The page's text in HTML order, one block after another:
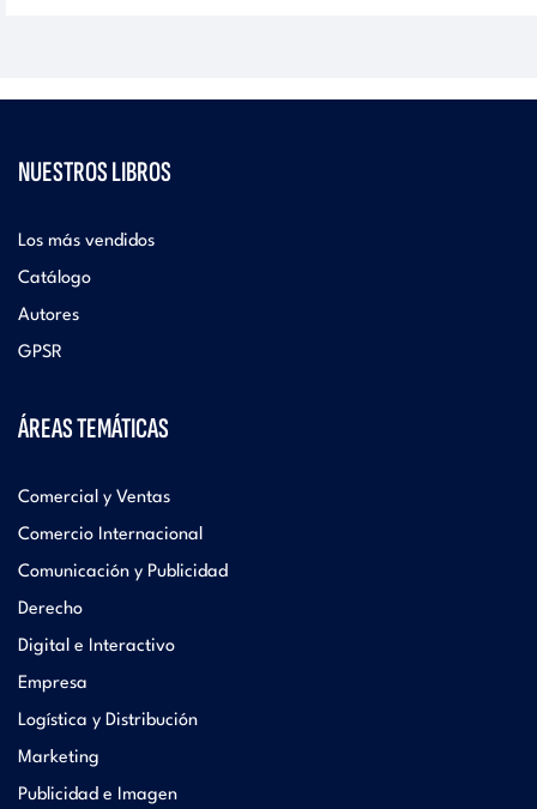
NUESTROS LIBROS
Los más vendidos
Catálogo
Autores
GPSR
ÁREAS TEMÁTICAS
Comercial y Ventas
Comercio Internacional
Comunicación y Publicidad
Derecho
Digital e Interactivo
Empresa
Logística y Distribución
Marketing
Publicidad e Imagen